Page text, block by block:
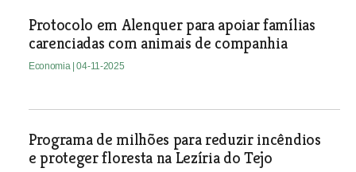
Protocolo em Alenquer para apoiar famílias
carenciadas com animais de companhia
Economia | 04-11-2025
Programa de milhões para reduzir incêndios
e proteger floresta na Lezíria do Tejo